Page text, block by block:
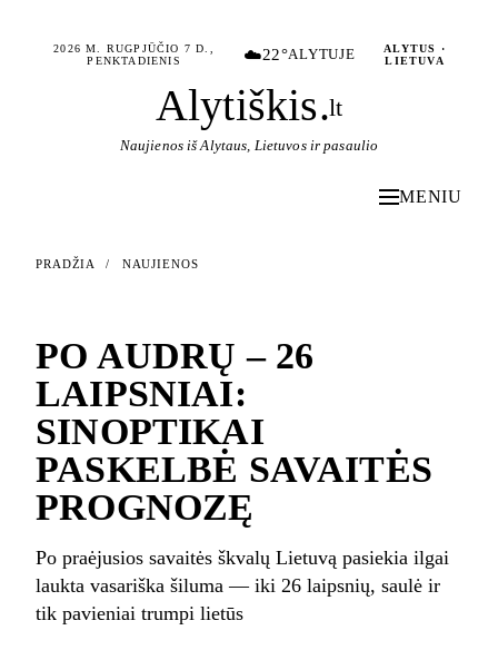
2026 M. RUGPJŪČIO 7 D.,
PENKTADIENIS
☁️22°ALYTUJE
ALYTUS ·
LIETUVA
Alytiškis.lt
Naujienos iš Alytaus, Lietuvos ir pasaulio
MENIU
PRADŽIA / NAUJIENOS
PO AUDRŲ – 26
LAIPSNIAI:
SINOPTIKAI
PASKELBĖ SAVAITĖS
PROGNOZĘ
Po praėjusios savaitės škvalų Lietuvą pasiekia ilgai
laukta vasariška šiluma — iki 26 laipsnių, saulė ir
tik pavieniai trumpi lietūs